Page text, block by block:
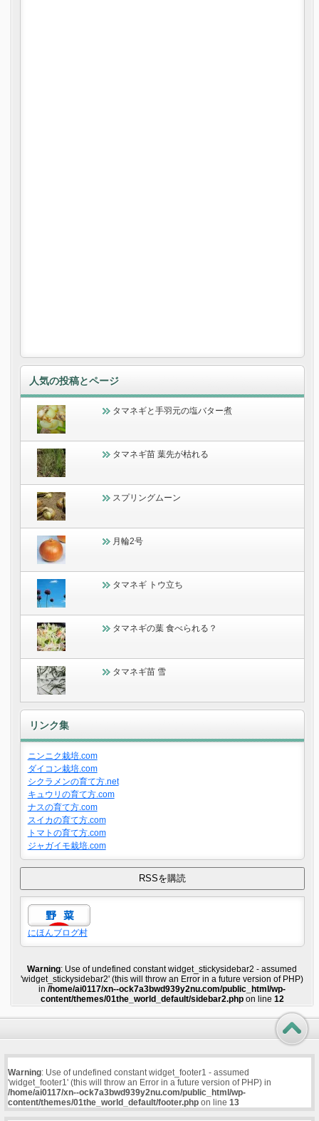
人気の投稿とページ
タマネギと手羽元の塩バター煮
タマネギ苗 葉先が枯れる
スプリングムーン
月輪2号
タマネギ トウ立ち
タマネギの葉 食べられる？
タマネギ苗 雪
リンク集
ニンニク栽培.com
ダイコン栽培.com
シクラメンの育て方.net
キュウリの育て方.com
ナスの育て方.com
スイカの育て方.com
トマトの育て方.com
ジャガイモ栽培.com
にほんブログ村
Warning: Use of undefined constant widget_stickysidebar2 - assumed
'widget_stickysidebar2' (this will throw an Error in a future version of PHP)
in/home/ai0117/xn--ock7a3bwd939y2nu.com/public_html/wp-
content/themes/01the_world_default/sidebar2.phpon line 12
Warning: Use of undefined constant widget_footer1 - assumed
'widget_footer1' (this will throw an Error in a future version of PHP) in
/home/ai0117/xn--ock7a3bwd939y2nu.com/public_html/wp-
content/themes/01the_world_default/footer.phpon line 13